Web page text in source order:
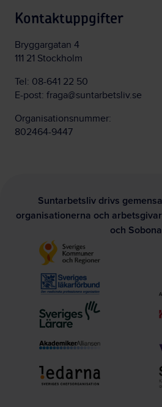
Kontaktuppgifter
Bryggargatan 4
111 21 Stockholm
Tel: 08-641 22 50
E-post: fraga@suntarbetsliv.se
Organisationsnummer:
802464-9447
Suntarbetsliv drivs
organisationerna och
och